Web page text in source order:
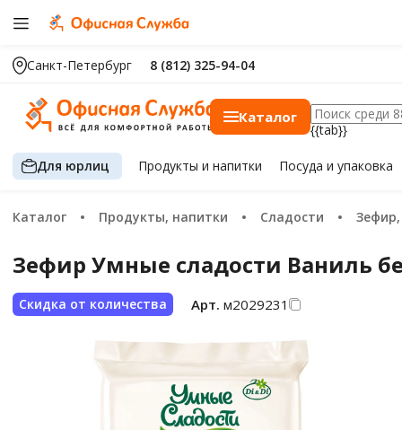
Санкт-Петербург 8 (812) 325-94-04
Каталог
{{tab}}
Для юрлиц Продуктыи напитки Посуда и упаковка
Каталог Продукты, напитки Сладости Зефир,
Зефир Умные сладости Ваниль
Скидка от количества Арт. м2029231